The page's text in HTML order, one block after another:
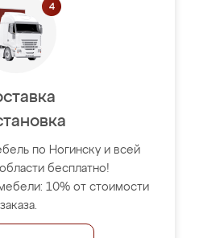
по Ногинску и всей
бесплатно!
10% от стоимости
заказа.